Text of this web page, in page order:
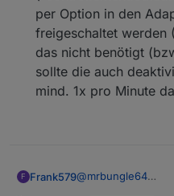
per Option in den
freigeschaltet werden
das nicht benötigt
sollte die auch
mind. 1x pro Minute
F Frank579@mrbungle64